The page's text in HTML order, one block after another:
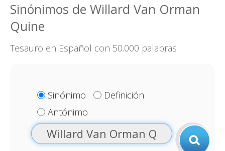
Sinónimos de Willard Van Orman
Quine
Tesauro en Español con 50.000 palabras
Sinónimo
Definición
Antónimo